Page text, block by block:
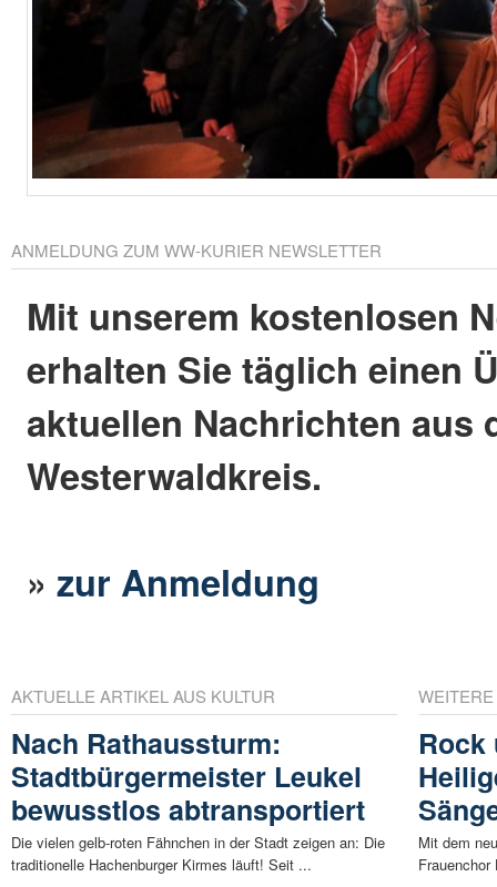
ANMELDUNG ZUM WW-KURIER NEWSLETTER
Mit unserem kostenlosen
erhalten Sie täglich einen
aktuellen Nachrichten aus
Westerwaldkreis.
»zur Anmeldung
AKTUELLE ARTIKEL AUS KULTUR
Nach Rathaussturm:
Stadtbürgermeister Leukel
bewusstlos abtransportiert
Die vielen gelb-roten Fähnchen in der Stadt zeigen an: Die
traditionelle Hachenburger Kirmes läuft! Seit ...
Rock
Mit dem